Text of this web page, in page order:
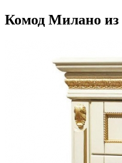
Комод Милано из